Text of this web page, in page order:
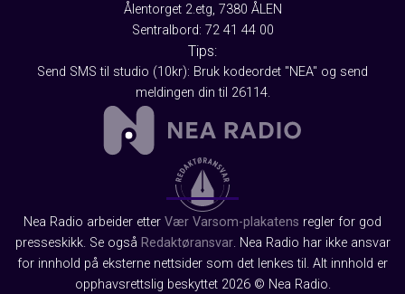
Ålentorget 2.etg, 7380 ÅLEN
Sentralbord: 72 41 44 00
Tips:
Send SMS til studio (10kr): Bruk kodeordet "NEA" og send
meldingen din til 26114.
Nea Radio arbeider etter Vær Varsom-plakatens regler for god
presseskikk. Se også Redaktøransvar. Nea Radio har ikke ansvar
for innhold på eksterne nettsider som det lenkes til. Alt innhold er
opphavsrettslig beskyttet 2026 © Nea Radio.